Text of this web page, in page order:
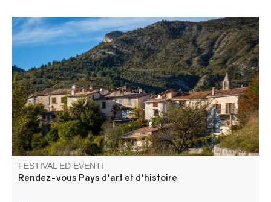
Visite "On donne la parole aux habitants", balade contée,
rencontre sur les thèmes du patrimoine naturel et bâti.
FESTIVAL ED EVENTI
Rendez-vous Pays d'art et d'histoire